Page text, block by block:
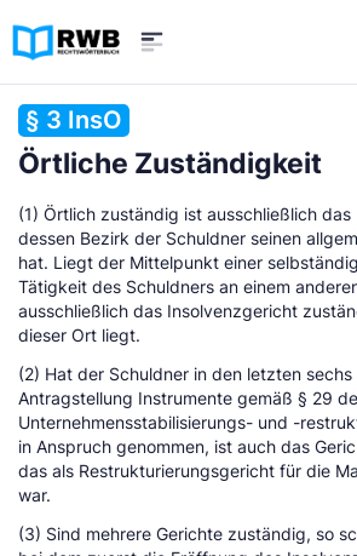
§ 3 InsO
Örtliche Zuständigkeit
(1) Örtlich zuständig ist ausschließlich
dessen Bezirk der Schuldner seinen
hat. Liegt der Mittelpunkt einer
Tätigkeit des Schuldners an einem
ausschließlich das Insolvenzgericht
dieser Ort liegt.
(2) Hat der Schuldner in den letzten
Antragstellung Instrumente gemäß § 29
Unternehmensstabilisierungs- und -
in Anspruch genommen, ist auch das
das als Restrukturierungsgericht für die
war.
(3) Sind mehrere Gerichte zuständig, so